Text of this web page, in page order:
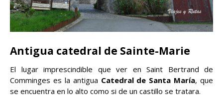
Antigua catedral de Sainte-Marie
El lugar imprescindible que ver en Saint Bertrand de
Comminges es la antigua Catedral de Santa María, que
se encuentra en lo alto como si de un castillo se tratara.